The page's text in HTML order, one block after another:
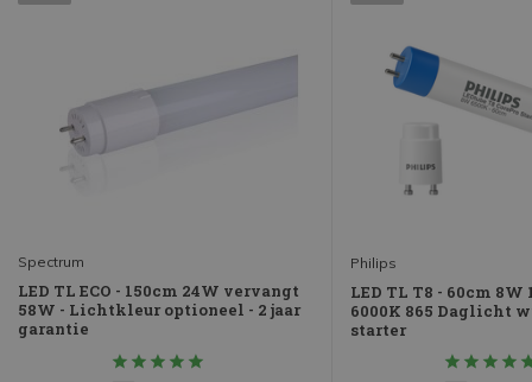
Spectrum
LED TL ECO - 150cm 24W vervangt
58W - Lichtkleur optioneel - 2 jaar
garantie
Philips
LED TL T8 - 60cm
6000K 865 Daglicht
starter